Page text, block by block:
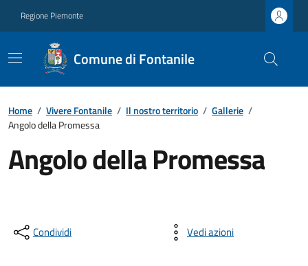
Regione Piemonte
Comune di Fontanile
Home / Vivere Fontanile / Il nostro territorio / Gallerie /
Angolo della Promessa
Angolo della Promessa
Condividi Vedi azioni